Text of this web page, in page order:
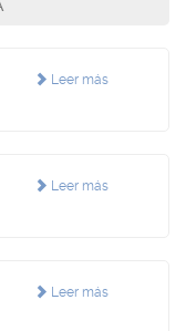
Leer más
Leer más
Leer más